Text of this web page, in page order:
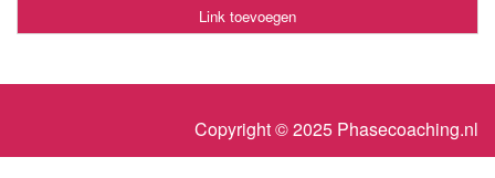
Link toevoegen
Copyright © 2025 Phasecoaching.nl